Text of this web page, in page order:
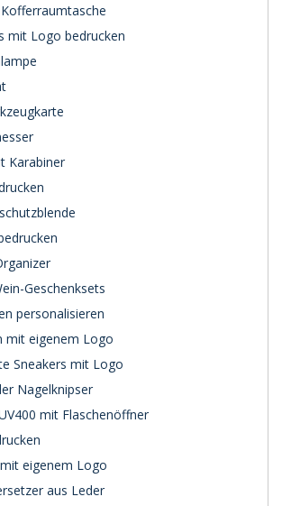
mit Logo bedrucken
Karabiner
Geschenksets
personalisieren
mit eigenem Logo
Sneakers mit Logo
Nagelknipser
mit Flaschenöffner
eigenem Logo
aus Leder